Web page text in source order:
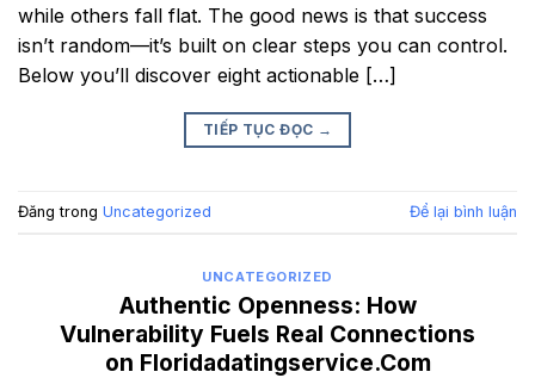
while others fall flat. The good news is that success
isn’t random—it’s built on clear steps you can control.
Below you’ll discover eight actionable […]
TIẾP TỤC ĐỌC →
Đăng trong Uncategorized Để lại bình luận
UNCATEGORIZED
Authentic Openness: How
Vulnerability Fuels Real Connections
on Floridadatingservice.Com